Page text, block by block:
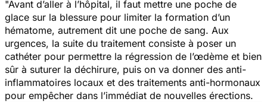
"Avant d’aller à l’hôpital, il faut mettre une poche de
glace sur la blessure pour limiter la formation d’un
hématome, autrement dit une poche de sang. Aux
urgences, la suite du traitement consiste à poser un
cathéter pour permettre la régression de l’œdème et bien
sûr à suturer la déchirure, puis on va donner des anti-
inflammatoires locaux et des traitements anti-hormonaux
pour empêcher dans l’immédiat de nouvelles érections.